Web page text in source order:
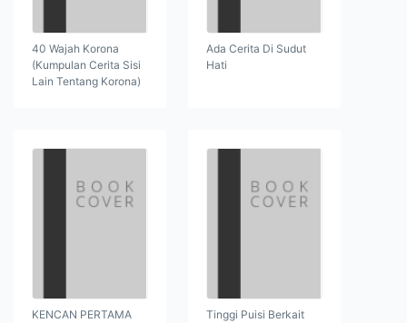
40 Wajah Korona
(Kumpulan Cerita Sisi
Lain Tentang Korona)
Ada Cerita Di Sudut
Hati
KENCAN PERTAMA
Tinggi Puisi Berkait